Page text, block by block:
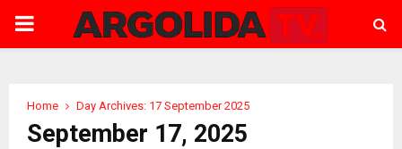
PRIMARY
Home Day Archives: 17 September 2025
September 17, 2025